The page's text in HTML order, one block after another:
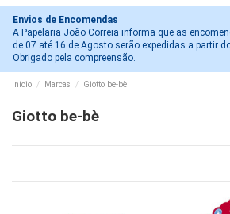
Envios de Encomendas
A Papelaria João Correia informa que as
de 07 até 16 de Agosto serão expedidas a partir
Obrigado pela compreensão.
Início Marcas Giotto be-bè
Giotto be-bè